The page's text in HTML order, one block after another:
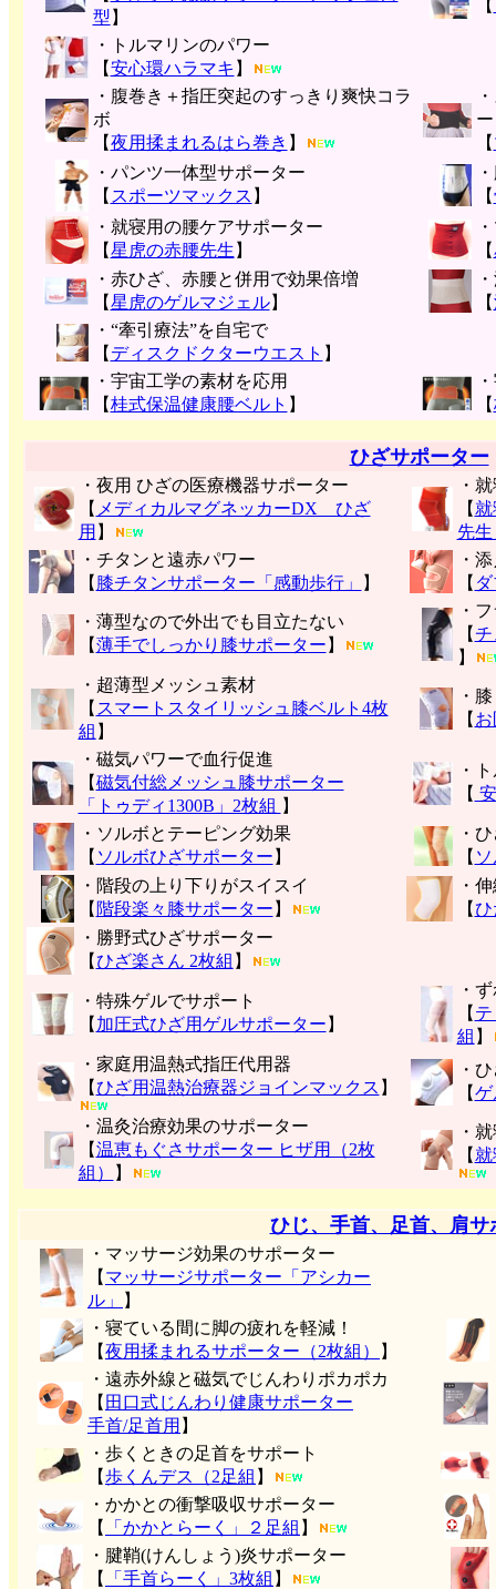
型 】
【
・トルマリンのパワー
【安心環ハラマキ 】
・腹巻き＋指圧突起のすっきり爽快コラ
ボ
【夜用揉まれるはら巻き 】
ー
【
・パンツ一体型サポーター
【 スポーツマックス 】
【
・就寝用の腰ケアサポーター
【星虎の赤腰先生 】
【
・赤ひざ、赤腰と併用で効果倍増
【星虎のゲルマジェル】
【
・“牽引療法”を自宅で
【 ディスクドクターウエスト 】
・宇宙工学の素材を応用
【桂式保温健康腰ベルト 】
【
ひざサポーター
・夜用 ひざの医療機器サポーター
【 メディカルマグネッカーDX ひざ
用 】
・
【
先生
・チタンと遠赤パワー
【 膝チタンサポーター「感動歩行」 】
・
【
・薄型なので外出でも目立たない
【薄手でしっかり膝サポーター 】
・
【チ
】
・超薄型メッシュ素材
【 スマートスタイリッシュ膝ベルト4枚
組 】
・
【
・磁気パワーで血行促進
【磁気付総メッシュ膝サポーター
「トゥディ1300B」2枚組 】
・
【
・ソルボとテーピング効果
【 ソルボひざサポーター 】
・
【
・階段の上り下りがスイスイ
【 階段楽々膝サポーター 】
・
【ひ
・勝野式ひざサポーター
【ひざ楽さん 2枚組 】
・特殊ゲルでサポート
【 加圧式ひざ用ゲルサポーター 】
・
【
組 】
・家庭用温熱式指圧代用器
【ひざ用温熱治療器ジョインマックス 】
・
【ゲ
・温灸治療効果のサポーター
【温恵もぐさサポーター ヒザ用（2枚
組）
】
・
【
ひじ、手首、足首、肩サ
・マッサージ効果のサポーター
【 マッサージサポーター「アシカー
ル」
】
・寝ている間に脚の疲れを軽減！
【夜用揉まれるサポーター（2枚組） 】
・遠赤外線と磁気でじんわりポカポカ
【 田口式じんわり健康サポーター
手首/足首用 】
・歩くときの足首をサポート
【歩くんデス（2足組 】
・かかとの衝撃吸収サポーター
【
「かかとらーく」２足組 】
・腱鞘(けんしょう)炎サポーター
【
「手首らーく」3枚組 】